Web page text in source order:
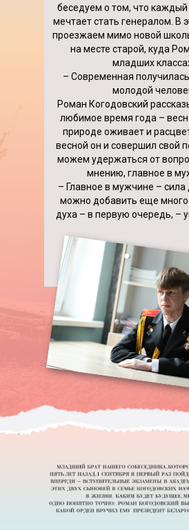
беседуем о том, что
мечтает стать генералом. В
проезжаем мимо новой
на месте старой, куда
младших
– Современная
молодой
Роман Когодовский
любимое время года –
природе оживает и
весной он и совершил свой
можем удержаться от
мнению, главное в
– Главное в мужчине –
можно добавить еще много
духа – в первую очередь, –